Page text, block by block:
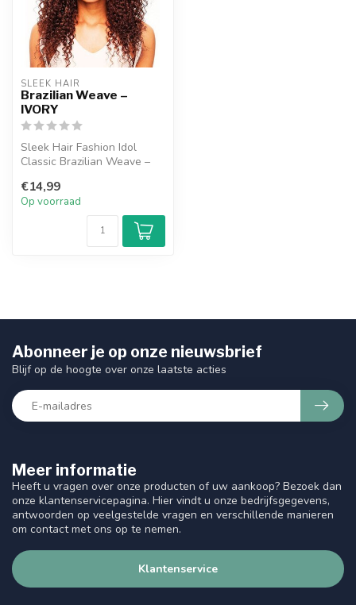
SLEEK HAIR
Brazilian Weave –
IVORY
Sleek Hair Fashion Idol
Classic Brazilian Weave –
w...
€14,99
Op voorraad
Meer informatie
Heeft u vragen over onze producten of uw aankoop? Bezoek dan
onze klantenservicepagina. Hier vindt u onze bedrijfsgegevens,
antwoorden op veelgestelde vragen en verschillende manieren
om contact met ons op te nemen.
Klantenservice
Abonneer je op onze nieuwsbrief
Blijf op de hoogte over onze laatste acties